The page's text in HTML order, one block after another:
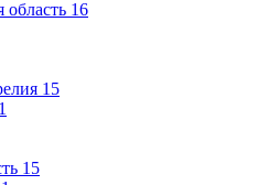
область 16
15
15